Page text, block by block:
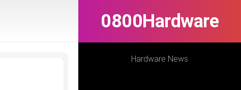
0800Hardware
Hardware News